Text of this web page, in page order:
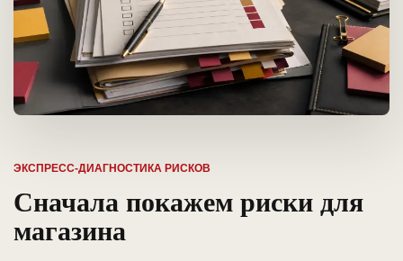
ЭКСПРЕСС-ДИАГНОСТИКА РИСКОВ
Сначала покажем риски для
магазина